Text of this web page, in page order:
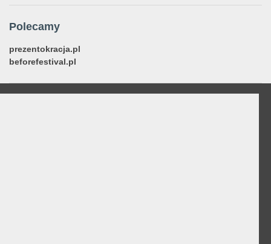
Polecamy
prezentokracja.pl
beforefestival.pl